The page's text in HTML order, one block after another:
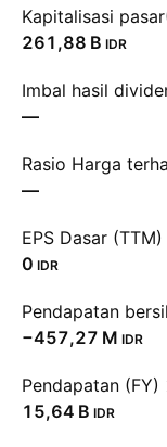
Kapitalisasi pasar
‪261,88 B‬ IDR
Imbal hasil
—
Rasio Harga
—
EPS Dasar (TTM)
0 IDR
Pendapatan
‪−457,27 M‬ IDR
Pendapatan (FY)
‪15,64 B‬ IDR